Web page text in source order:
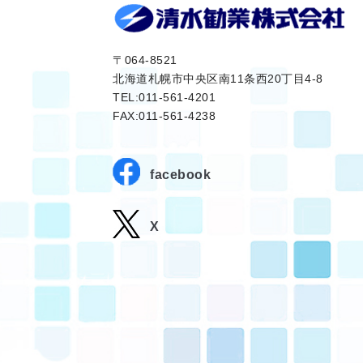
〒064-8521
北海道札幌市中央区南11条西20丁目4-8
TEL:011-561-4201
FAX:011-561-4238
facebook
X